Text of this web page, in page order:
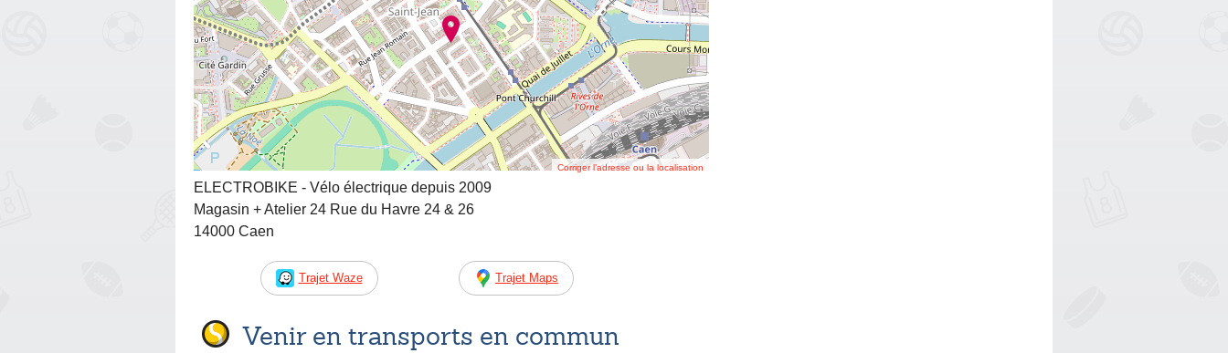
Corriger l’adresse ou la localisation
ELECTROBIKE - Vélo électrique depuis 2009
Magasin + Atelier 24 Rue du Havre 24 & 26
14000 Caen
Trajet Waze Trajet Maps
Venir en transports en commun